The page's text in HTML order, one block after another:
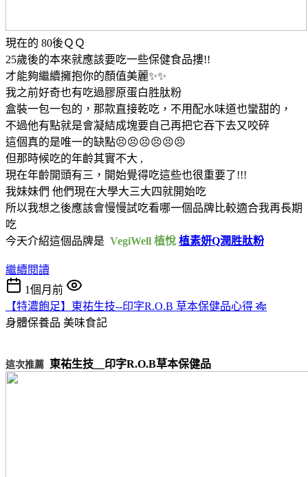
現在的 80後ＱＱ
25歲後的本來就應該要吃一些保健食品摟!!
才能夠繼續擁抱你的顏值美麗✨✨
我之前好奇也有吃過膠原蛋白胜肽粉
盒裝一包一包的，那款直接乾吃，不用配水味道也蠻甜的，
不過他有點就是會凝結成塊要自己再把它吞下去又咬碎
這個真的是唯一的缺點😣😣😣😣😣😣
但那時候吃的年齡其實不大 ,
現在年齡開頭有三，開始覺得吃這些也很重要了!!!
我妹妹們 他們現在大學大三大四就開始吃
所以我想之後應該會慢慢試吃看哪一個品牌比較適合我再長期
吃
今天介紹這個品牌是 VegiWell 植悅 植素妍Q潤胜肽粉
繼續閱讀
1個月前
【特濃飽足】東祐生技--印字R.O.B 草本保健品心得 🎋
身體保養品 美味食記
這次推薦 東祐生技__印字R.O.B草本保健品